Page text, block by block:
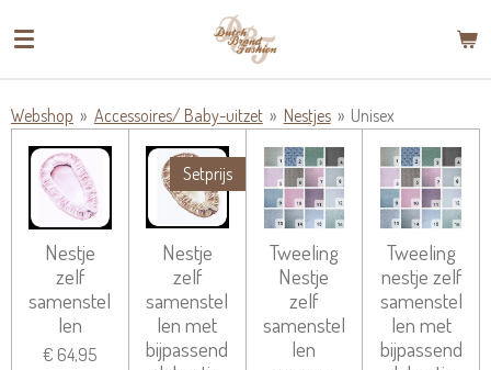
direct
hoofdinhoud
Webshop » Accessoires/ Baby-uitzet » Nestjes » Unisex
Nestje
zelf
samenstel
len
€ 64,95
Setprijs
Nestje
zelf
samenstel
len met
bijpassend
Tweeling
Nestje
zelf
samenstel
len
Tweeling
nestje zelf
samenstel
len met
bijpassend